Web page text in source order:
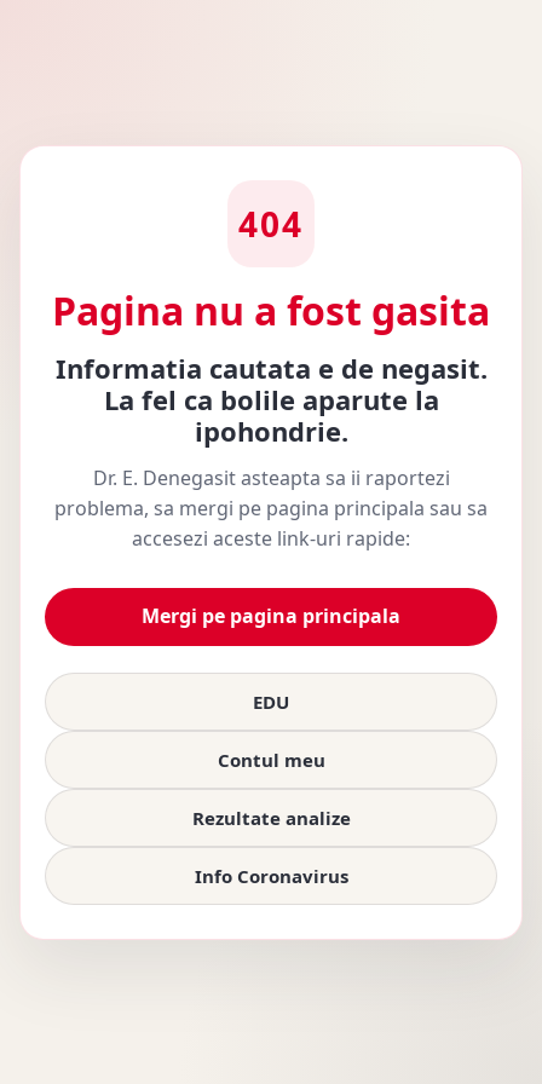
404
Pagina nu a fost gasita
Informatia cautata e de negasit.
La fel ca bolile aparute la
ipohondrie.
Dr. E. Denegasit asteapta sa ii raportezi
problema, sa mergi pe pagina principala sau sa
accesezi aceste link-uri rapide:
Mergi pe pagina principala
EDU
Contul meu
Rezultate analize
Info Coronavirus